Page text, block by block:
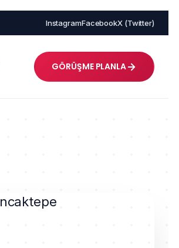
InstagramFacebookX (Twitter)
GÖRÜŞME PLANLA